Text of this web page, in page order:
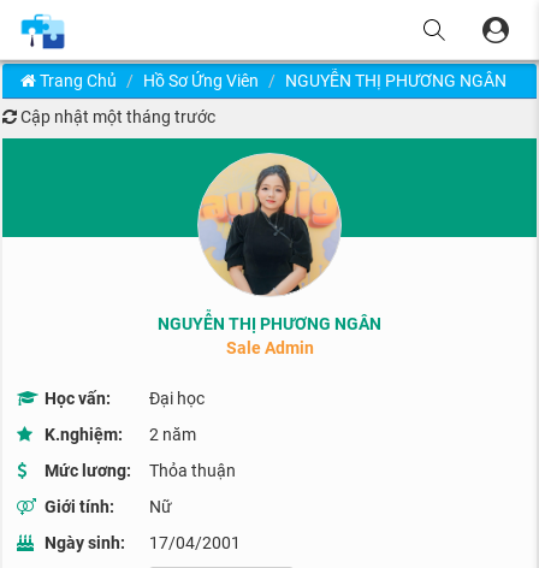
Trang Chủ Hồ Sơ Ứng Viên
NGUYỄN THỊ PHƯƠNG NGÂN
Cập nhật một tháng trước
NGUYỄN THỊ PHƯƠNG NGÂN
Sale Admin
Học vấn:
Đại học
K.nghiệm:
2 năm
Mức lương:
Thỏa thuận
Giới tính:
Nữ
Ngày sinh:
17/04/2001